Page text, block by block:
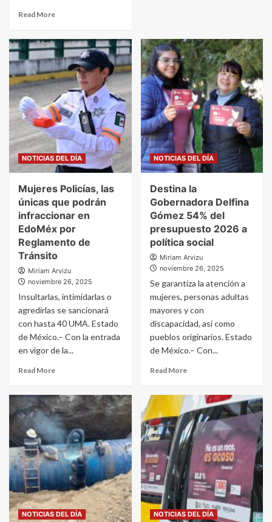
Read More
NOTICIAS DEL DÍA
Mujeres Policías, las
únicas que podrán
infraccionar en
EdoMéx por
Reglamento de
Tránsito
Miriam Arvizu
noviembre 26, 2025
Insultarlas, intimidarlas o
agredirlas se sancionará
con hasta 40 UMA. Estado
de México.– Con la entrada
en vigor de la...
Read More
NOTICIAS DEL DÍA
Destina la
Gobernadora Delfina
Gómez 54% del
presupuesto 2026 a
política social
Miriam Arvizu
noviembre 26, 2025
Se garantiza la atención a
mujeres, personas adultas
mayores y con
discapacidad, así como
pueblos originarios. Estado
de México.– Con...
Read More
NOTICIAS DEL DÍA NOTICIAS DEL DÍA